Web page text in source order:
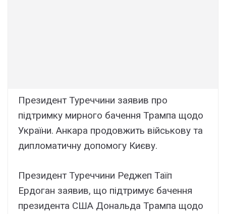
Президент Туреччини заявив про
підтримку мирного бачення Трампа щодо
України. Анкара продовжить військову та
дипломатичну допомогу Києву.
Президент Туреччини Реджеп Таїп
Ердоган заявив, що підтримує бачення
президента США Дональда Трампа щодо